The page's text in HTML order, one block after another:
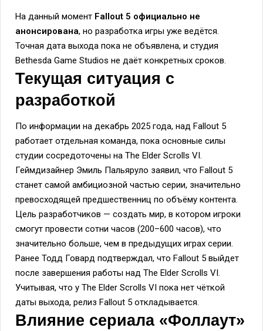
На данный момент Fallout 5 официально не
анонсирована, но разработка игры уже ведётся.
Точная дата выхода пока не объявлена, и студия
Bethesda Game Studios не даёт конкретных сроков.
Текущая ситуация с
разработкой
По информации на декабрь 2025 года, над Fallout 5
работает отдельная команда, пока основные силы
студии сосредоточены на The Elder Scrolls VI.
Геймдизайнер Эмиль Пальяруло заявил, что Fallout 5
станет самой амбициозной частью серии, значительно
превосходящей предшественниц по объёму контента.
Цель разработчиков — создать мир, в котором игроки
смогут провести сотни часов (200–600 часов), что
значительно больше, чем в предыдущих играх серии.
Ранее Тодд Говард подтверждал, что Fallout 5 выйдет
после завершения работы над The Elder Scrolls VI.
Учитывая, что у The Elder Scrolls VI пока нет чёткой
даты выхода, релиз Fallout 5 откладывается.
Влияние сериала «Фоллаут»